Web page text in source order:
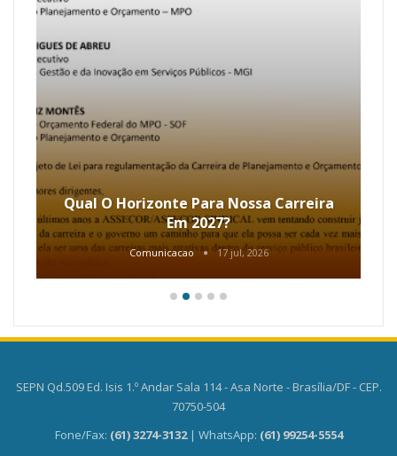
Qual O Horizonte Para Nossa Carreira
Em 2027?
Comunicacao 17 jul, 2026
SEPN Qd.509 Ed. Isis 1.º Andar Sala 114 - Asa Norte - Brasília/DF - CEP.
70750-504
Fone/Fax: (61) 3274-3132 | WhatsApp: (61) 99254-5554